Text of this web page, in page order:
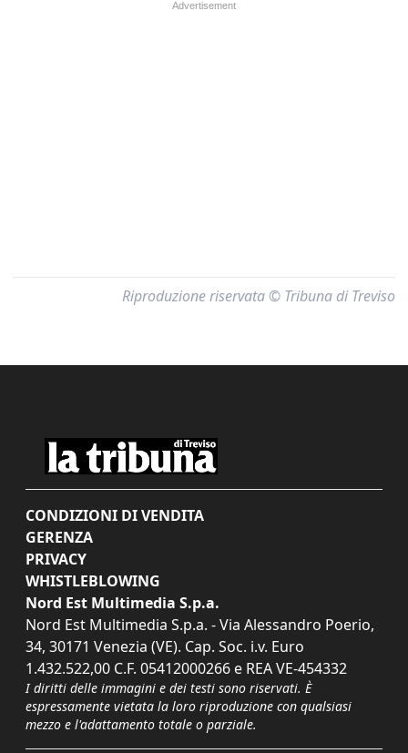
Riproduzione riservata © Tribuna di Treviso
CONDIZIONI DI VENDITA
GERENZA
PRIVACY
WHISTLEBLOWING
Nord Est Multimedia S.p.a.
Nord Est Multimedia S.p.a. - Via Alessandro Poerio,
34, 30171 Venezia (VE). Cap. Soc. i.v. Euro
1.432.522,00 C.F. 05412000266 e REA VE-454332
I diritti delle immagini e dei testi sono riservati. È
espressamente vietata la loro riproduzione con qualsiasi
mezzo e l'adattamento totale o parziale.